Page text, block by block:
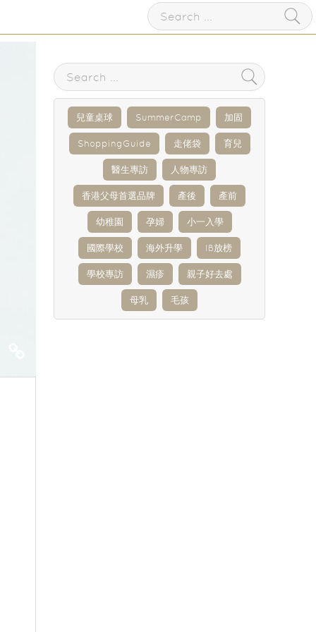
兒童桌球 SummerCamp 加固
ShoppingGuide 走佬袋 育兒
醫生專訪 人物專訪
香港父母首選品牌 產後 產前
幼稚園 孕婦 小一入學
國際學校 海外升學 IB放榜
學校專訪 濕疹 親子好去處
母乳 毛孩